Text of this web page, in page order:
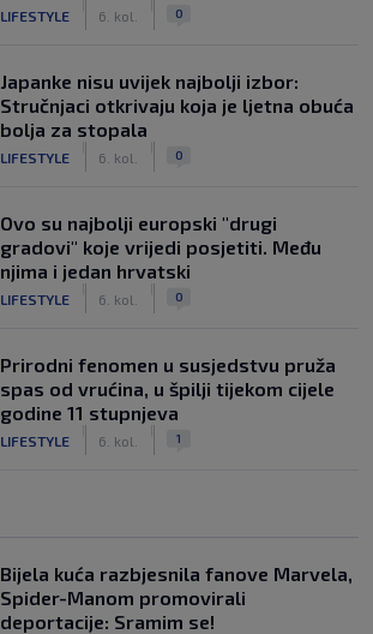
LIFESTYLE 6. kol. 0
Japanke nisu uvijek najbolji izbor:
Stručnjaci otkrivaju koja je ljetna obuća
bolja za stopala
LIFESTYLE 6. kol. 0
Ovo su najbolji europski "drugi
gradovi" koje vrijedi posjetiti. Među
njima i jedan hrvatski
LIFESTYLE 6. kol. 0
Prirodni fenomen u susjedstvu pruža
spas od vrućina, u špilji tijekom cijele
godine 11 stupnjeva
LIFESTYLE 6. kol. 1
Bijela kuća razbjesnila fanove Marvela,
Spider-Manom promovirali
deportacije: Sramim se!